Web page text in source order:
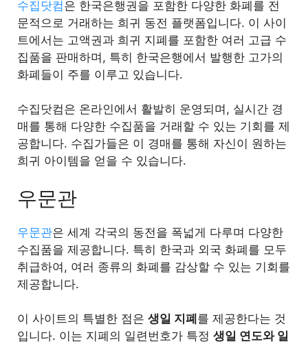
수집닷컴은 한국은행권을 포함한 다양한 화폐를 전
문적으로 거래하는 희귀 동전 플랫폼입니다. 이 사이
트에서는 고액권과 희귀 지폐를 포함한 여러 고급 수
집품을 판매하며, 특히 한국은행에서 발행한 고가의
화폐들이 주를 이루고 있습니다.
수집닷컴은 온라인에서 활발히 운영되며, 실시간 경
매를 통해 다양한 수집품을 거래할 수 있는 기회를 제
공합니다. 수집가들은 이 경매를 통해 자신이 원하는
희귀 아이템을 얻을 수 있습니다.
우문관
우문관은 세계 각국의 동전을 폭넓게 다루며 다양한
수집품을 제공합니다. 특히 한국과 외국 화폐를 모두
취급하여, 여러 종류의 화폐를 감상할 수 있는 기회를
제공합니다.
이 사이트의 특별한 점은 생일 지폐 를 제공한다는 것
입니다. 이는 지폐의 일련번호가 특정 생일 연도와 일